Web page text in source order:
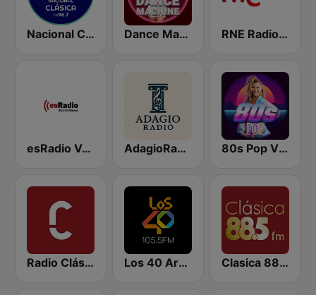
Nacional Clásica Dance Machine RNE Radio Clásica
esRadio Valencia AdagioRadio 80s Pop Vibes
Radio Clásica 650 AM Los 40 Argentina Clasica 88.5